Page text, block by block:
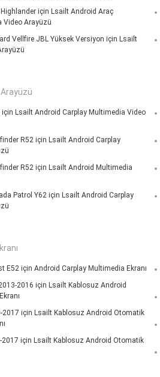
için Lsailt Android Araç
Video Arayüzü
Vellfire JBL Yüksek Versiyon için Lsailt
Lsailt Android Carplay Multimedia Video
R52 için Lsailt Android Carplay
R52 için Lsailt Android Multimedia
Patrol Y62 için Lsailt Android Carplay
E52 için Android Carplay Multimedia Ekranı
2016 için Lsailt Kablosuz Android
2017 için Lsailt Kablosuz Android Otomatik
2017 için Lsailt Kablosuz Android Otomatik